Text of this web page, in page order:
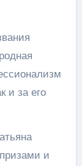
и за его
и